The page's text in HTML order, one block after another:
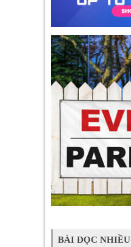
BÀI ĐỌC NHIỀU